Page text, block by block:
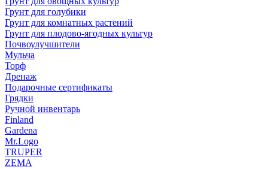
Грунт для голубики
Грунт для комнатных растений
Грунт для плодово-ягодных культур
Почвоулучшители
Мульча
Торф
Дренаж
Подарочные сертификаты
Грядки
Ручной инвентарь
Finland
Gardena
Mr.Logo
TRUPER
ZEMA